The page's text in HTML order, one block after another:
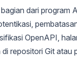
dari program
OpenAPI,
repositori Git